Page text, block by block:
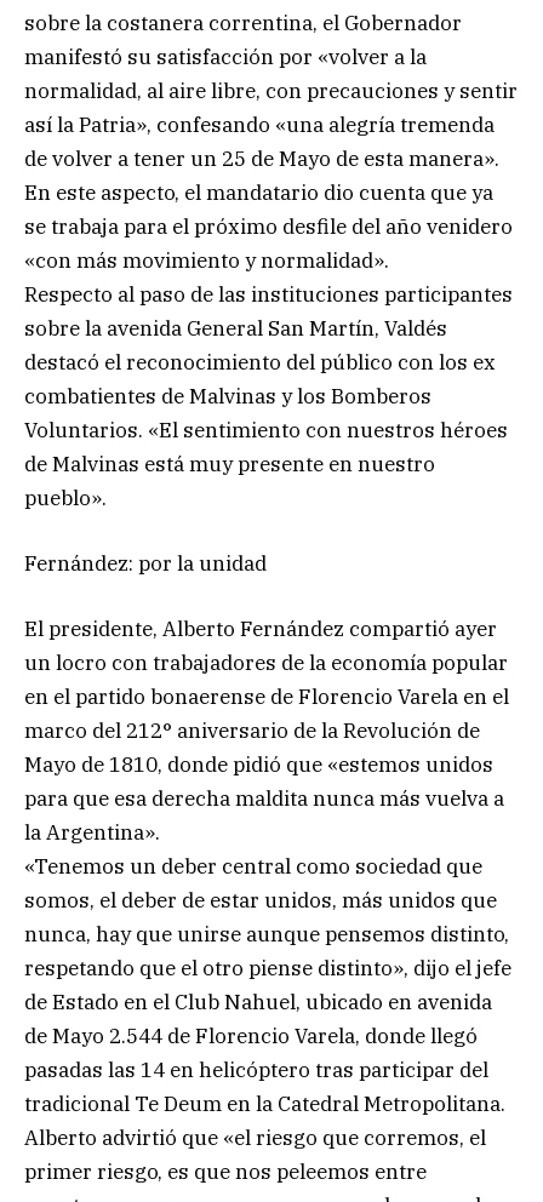
sobre la costanera correntina, el Gobernador
manifestó su satisfacción por «volver a la
normalidad, al aire libre, con precauciones y sentir
así la Patria», confesando «una alegría tremenda
de volver a tener un 25 de Mayo de esta manera».
En este aspecto, el mandatario dio cuenta que ya
se trabaja para el próximo desfile del año venidero
«con más movimiento y normalidad».
Respecto al paso de las instituciones participantes
sobre la avenida General San Martín, Valdés
destacó el reconocimiento del público con los ex
combatientes de Malvinas y los Bomberos
Voluntarios. «El sentimiento con nuestros héroes
de Malvinas está muy presente en nuestro
pueblo».
Fernández: por la unidad
El presidente, Alberto Fernández compartió ayer
un locro con trabajadores de la economía popular
en el partido bonaerense de Florencio Varela en el
marco del 212° aniversario de la Revolución de
Mayo de 1810, donde pidió que «estemos unidos
para que esa derecha maldita nunca más vuelva a
la Argentina».
«Tenemos un deber central como sociedad que
somos, el deber de estar unidos, más unidos que
nunca, hay que unirse aunque pensemos distinto,
respetando que el otro piense distinto», dijo el jefe
de Estado en el Club Nahuel, ubicado en avenida
de Mayo 2.544 de Florencio Varela, donde llegó
pasadas las 14 en helicóptero tras participar del
tradicional Te Deum en la Catedral Metropolitana.
Alberto advirtió que «el riesgo que corremos, el
primer riesgo, es que nos peleemos entre